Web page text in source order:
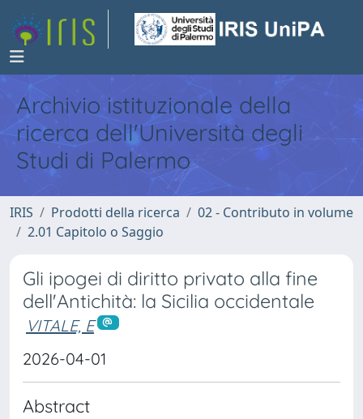
Archivio istituzionale della
ricerca dell'Università degli
Studi di Palermo
IRIS Prodotti della ricerca
02 - Contributo in volume
2.01 Capitolo o Saggio
Gli ipogei di diritto privato alla fine
dell'Antichità: la Sicilia occidentale
VITALE, E
2026-04-01
Abstract